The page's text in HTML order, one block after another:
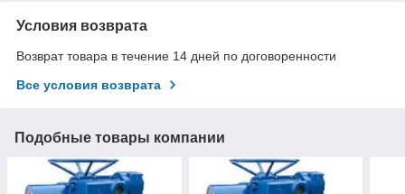
Условия возврата
Возврат товара в течение 14 дней по договоренности
Все условия возврата
Подобные товары компании